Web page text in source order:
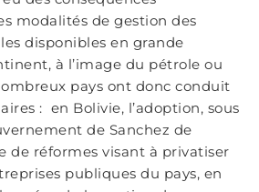
modalités de gestion des
disponibles en grande
à l’image du pétrole ou
pays ont donc conduit
: en Bolivie, l’adoption, sous
de Sanchez de
de réformes visant à privatiser
publiques du pays, en